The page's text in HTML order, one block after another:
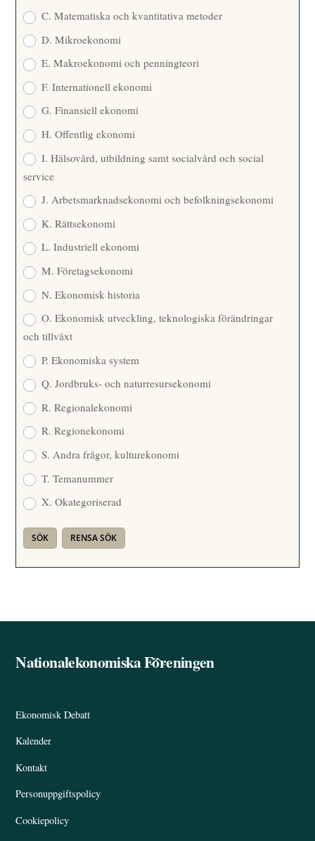
C. Matematiska och kvantitativa metoder
D. Mikroekonomi
E. Makroekonomi och penningteori
F. Internationell ekonomi
G. Finansiell ekonomi
H. Offentlig ekonomi
I. Hälsovård, utbildning samt socialvård och social
service
J. Arbetsmarknadsekonomi och befolkningsekonomi
K. Rättsekonomi
L. Industriell ekonomi
M. Företagsekonomi
N. Ekonomisk historia
O. Ekonomisk utveckling, teknologiska förändringar
och tillväxt
P. Ekonomiska system
Q. Jordbruks- och naturresursekonomi
R. Regionalekonomi
R. Regionekonomi
S. Andra frågor, kulturekonomi
T. Temanummer
X. Okategoriserad
Back
Nationalekonomiska Föreningen
Ekonomisk Debatt
Kalender
Kontakt
Personuppgiftspolicy
Cookiepolicy